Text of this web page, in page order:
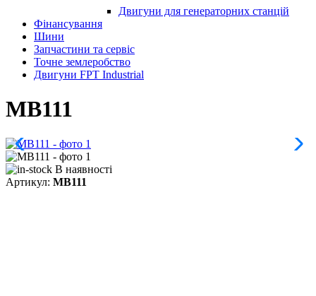
Двигуни для генераторних станцій
Фінансування
Шини
Запчастини та сервіс
Точне землеробство
Двигуни FPT Industrial
MB111
В наявності
Артикул: MB111